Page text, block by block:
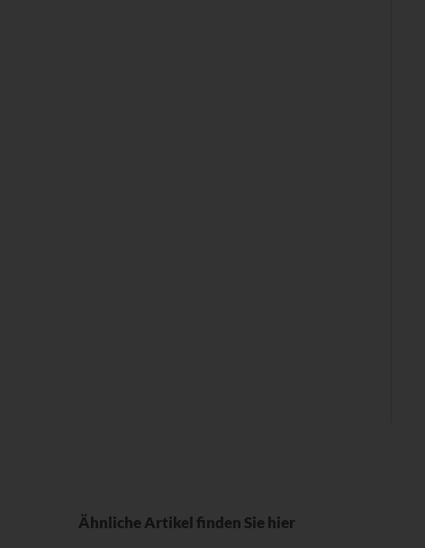
Ähnliche Artikel finden Sie hier